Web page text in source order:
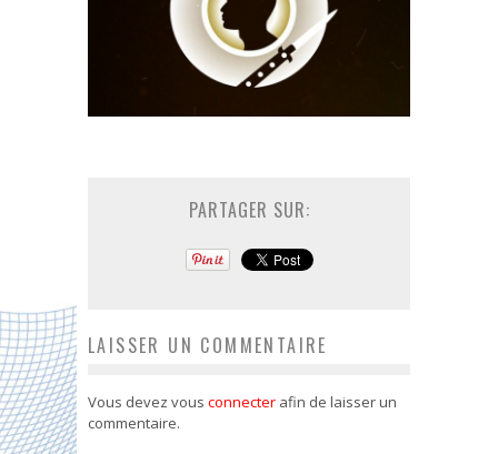
PARTAGER SUR:
LAISSER UN COMMENTAIRE
Vous devez vous connecter afin de laisser un
commentaire.